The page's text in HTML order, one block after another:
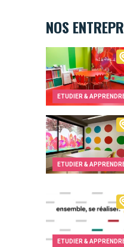
NOS
ETUDIER &
Teens&Us
ETUDIER &
Kids&Us
ETUDIER &
I.S.S.I.G (Institut